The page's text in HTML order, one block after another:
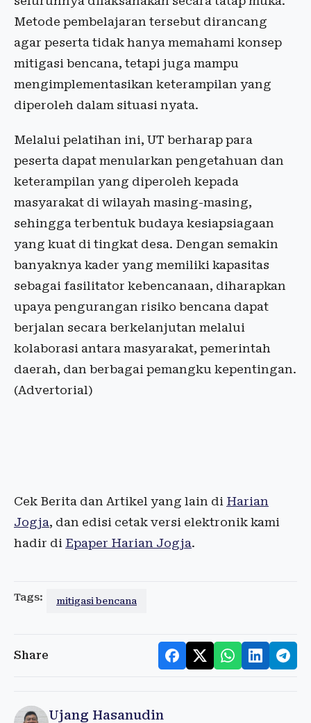
Metode pembelajaran tersebut dirancang
agar peserta tidak hanya memahami konsep
mitigasi bencana, tetapi juga mampu
mengimplementasikan keterampilan yang
diperoleh dalam situasi nyata.
Melalui pelatihan ini, UT berharap para
peserta dapat menularkan pengetahuan dan
keterampilan yang diperoleh kepada
masyarakat di wilayah masing-masing,
sehingga terbentuk budaya kesiapsiagaan
yang kuat di tingkat desa. Dengan semakin
banyaknya kader yang memiliki kapasitas
sebagai fasilitator kebencanaan, diharapkan
upaya pengurangan risiko bencana dapat
berjalan secara berkelanjutan melalui
kolaborasi antara masyarakat, pemerintah
daerah, dan berbagai pemangku kepentingan.
(Advertorial)
Cek Berita dan Artikel yang lain di Harian
Jogja, dan edisi cetak versi elektronik kami
hadir di Epaper Harian Jogja.
Tags: mitigasi bencana
Share
Ujang Hasanudin